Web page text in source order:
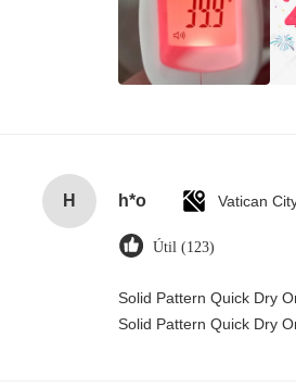
H h*o
Útil (123)
Solid Pattern Quick Dry
Solid Pattern Quick Dry